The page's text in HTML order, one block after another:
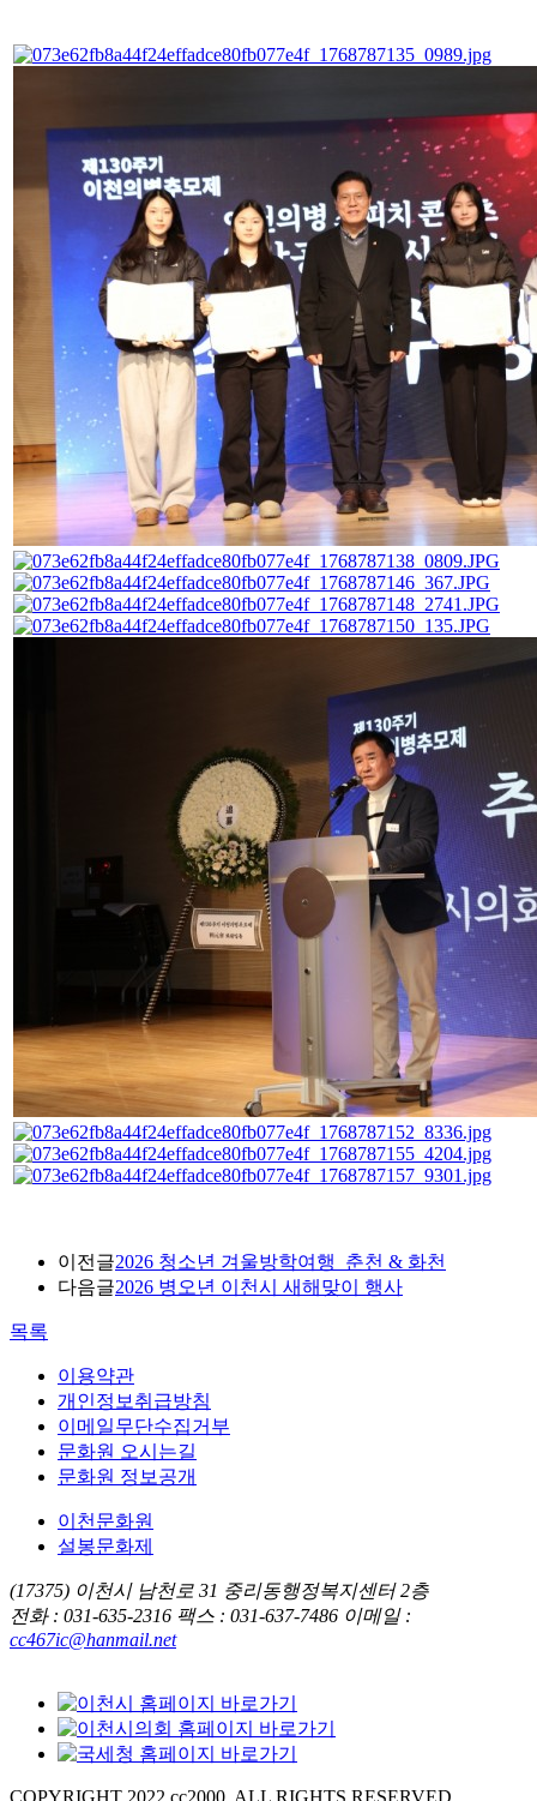
이전글2026 청소년 겨울방학여행_춘천 & 화천
다음글2026 병오년 이천시 새해맞이 행사
목록
이용약관
개인정보취급방침
이메일무단수집거부
문화원 오시는길
문화원 정보공개
이천문화원
설봉문화제
(17375) 이천시 남천로 31 중리동행정복지센터 2층
전화 : 031-635-2316 팩스 : 031-637-7486 이메일 :
cc467ic@hanmail.net
COPYRIGHT 2022 cc2000. ALL RIGHTS RESERVED.